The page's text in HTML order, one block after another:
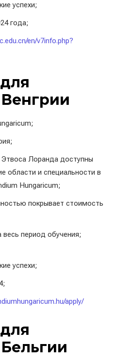
успехи;
года;
en/v7info.php?
Этвоса Лоранда доступны
области и специальности в
Hungaricum;
покрывает стоимость
период обучения;
успехи;
apply/